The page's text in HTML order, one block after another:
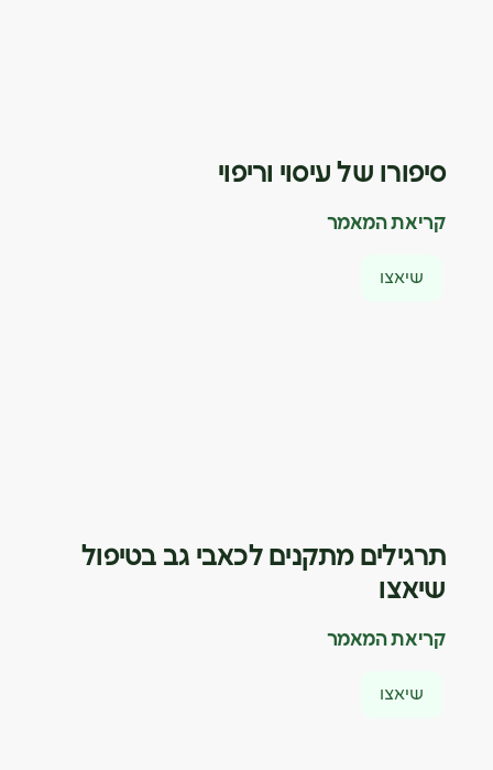
סיפורו של עיסוי וריפוי
קריאת המאמר
שיאצו
תרגילים מתקנים לכאבי גב בטיפול
שיאצו
קריאת המאמר
שיאצו